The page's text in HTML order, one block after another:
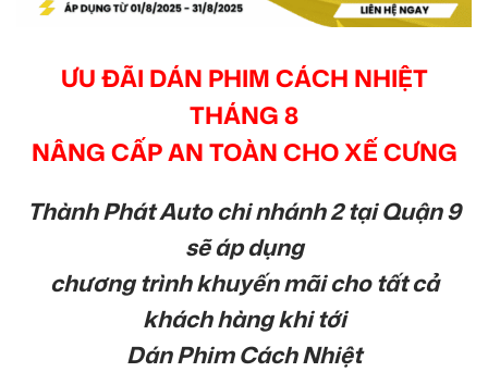
ƯU ĐÃI DÁN PHIM CÁCH NHIỆT
THÁNG 8
NÂNG CẤP AN TOÀN CHO XẾ CƯNG
Thành Phát Auto chi nhánh 2 tại Quận 9
sẽ áp dụng
chương trình khuyến mãi cho tất cả
khách hàng khi tới
Dán Phim Cách Nhiệt